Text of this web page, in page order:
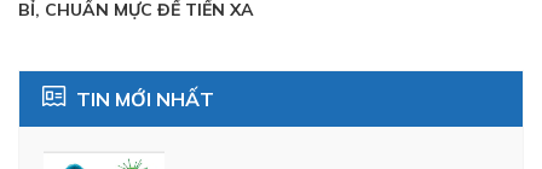
BỈ, CHUẨN MỰC ĐỂ TIẾN XA
TIN MỚI NHẤT